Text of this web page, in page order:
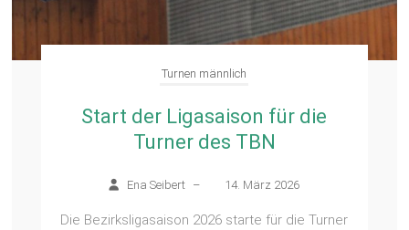
Turnen männlich
Start der Ligasaison für die
Turner des TBN
Ena Seibert – 14. März 2026
Die Bezirksligasaison 2026 starte für die Turner